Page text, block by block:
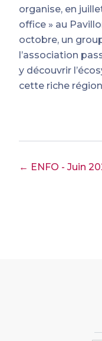
organise, en
office » au
octobre, un
l’association
y découvrir
cette riche
← ENFO - Juin